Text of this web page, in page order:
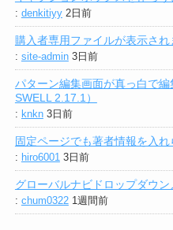
: denkitiyy 2日前
購入者専用ファイルが表示され
: site-admin 3日前
パターン編集画面が真っ白で
SWELL 2.17.1）
: knkn 3日前
固定ページでも著者情報を入れ
: hiro6001 3日前
グローバルナビドロップダウ
: chum0322 1週間前